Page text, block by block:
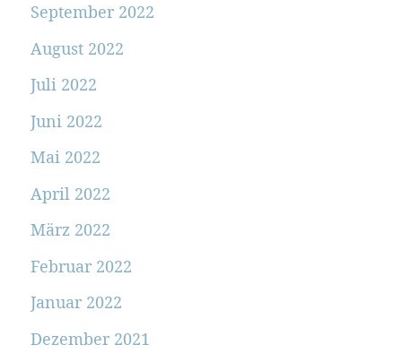
September 2022
August 2022
Juli 2022
Juni 2022
Mai 2022
April 2022
März 2022
Februar 2022
Januar 2022
Dezember 2021